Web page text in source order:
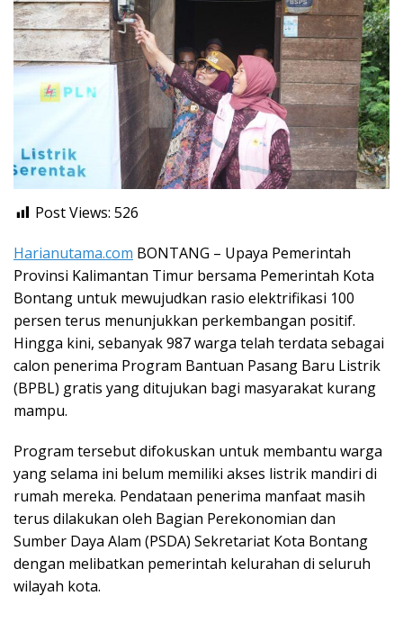
Post Views: 526
Harianutama.com BONTANG – Upaya Pemerintah
Provinsi Kalimantan Timur bersama Pemerintah Kota
Bontang untuk mewujudkan rasio elektrifikasi 100
persen terus menunjukkan perkembangan positif.
Hingga kini, sebanyak 987 warga telah terdata sebagai
calon penerima Program Bantuan Pasang Baru Listrik
(BPBL) gratis yang ditujukan bagi masyarakat kurang
mampu.
Program tersebut difokuskan untuk membantu warga
yang selama ini belum memiliki akses listrik mandiri di
rumah mereka. Pendataan penerima manfaat masih
terus dilakukan oleh Bagian Perekonomian dan
Sumber Daya Alam (PSDA) Sekretariat Kota Bontang
dengan melibatkan pemerintah kelurahan di seluruh
wilayah kota.